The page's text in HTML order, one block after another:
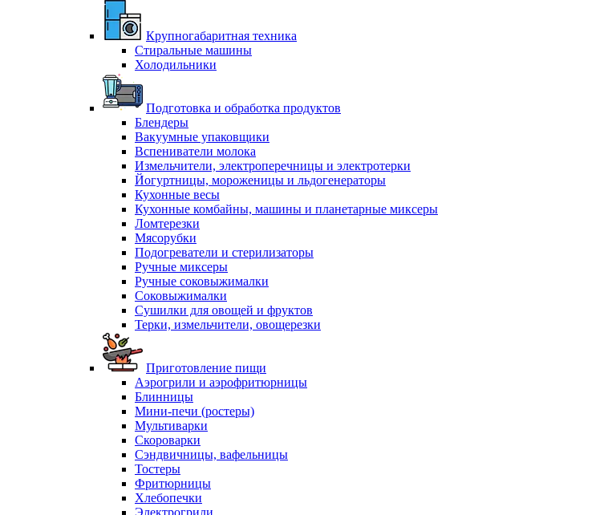
Крупногабаритная техника
Стиральные машины
Холодильники
Подготовка и обработка продуктов
Блендеры
Вакуумные упаковщики
Вспениватели молока
Измельчители, электроперечницы и электротерки
Йогуртницы, мороженицы и льдогенераторы
Кухонные весы
Кухонные комбайны, машины и планетарные миксеры
Ломтерезки
Мясорубки
Подогреватели и стерилизаторы
Ручные миксеры
Ручные соковыжималки
Соковыжималки
Сушилки для овощей и фруктов
Терки, измельчители, овощерезки
Приготовление пищи
Аэрогрили и аэрофритюрницы
Блинницы
Мини-печи (ростеры)
Мультиварки
Скороварки
Сэндвичницы, вафельницы
Тостеры
Фритюрницы
Хлебопечки
Электрогрили